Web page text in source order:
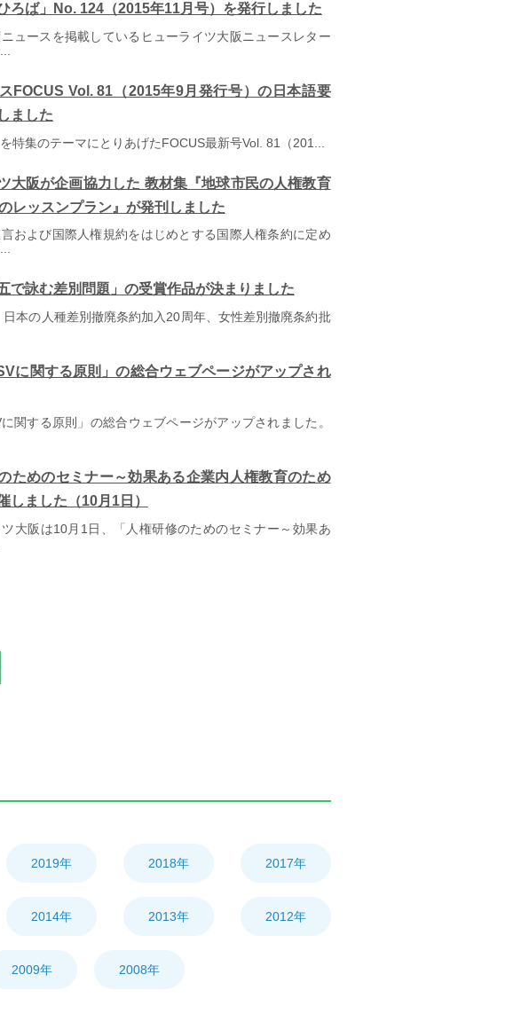
ろば」No. 124（2015年11月号）を発行しました
ュースを掲載しているヒューライツ大阪ニュースレター
FOCUS Vol. 81（2015年9月発行号）の日本語要
ました
を特集のテーマにとりあげたFOCUS最新号Vol. 81（201...
大阪が企画協力した 教材集『地球市民の人権教育
レッスンプラン』が発刊しました
および国際人権規約をはじめとする国際人権条約に定め
で詠む差別問題」の受賞作品が決まりました
本の人種差別撤廃条約加入20周年、女性差別撤廃条約批
に関する原則」の総合ウェブページがアップされ
に関する原則」の総合ウェブページがアップされました。
ためのセミナー～効果ある企業内人権教育のため
しました（10月1日）
大阪は10月1日、「人権研修のためのセミナー～効果あ
2019年 2018年 2017年
2014年 2013年 2012年
2009年 2008年